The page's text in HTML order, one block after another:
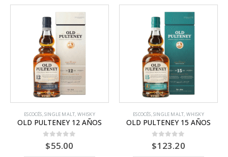
ESCOCÉS,SINGLE MALT, WHISKY
OLD PULTENEY 12 AÑOS
0out of 5
$55.00
ESCOCÉS,SINGLE MALT, WHISKY
OLD PULTENEY 15 AÑOS
0out of 5
$123.20